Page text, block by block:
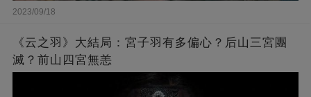
2023/09/18
《云之羽》大結局：宮子羽有多偏心？后山三宮團
滅？前山四宮無恙